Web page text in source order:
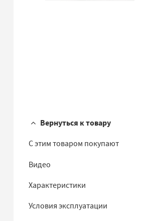
Вернуться к товару
С этим товаром покупают
Видео
Характеристики
Условия эксплуатации